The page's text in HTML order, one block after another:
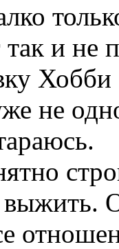
так и не
не